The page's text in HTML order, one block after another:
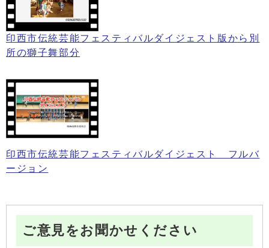
印西市伝統芸能フェスティバルダイジェスト版から別
所の獅子舞部分
印西市伝統芸能フェスティバルダイジェスト フルバ
ージョン
ご意見をお聞かせください